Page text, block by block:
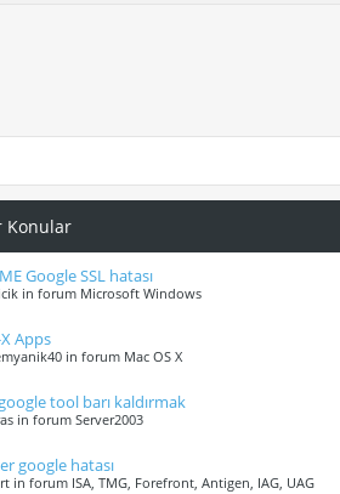
Konular
Google SSL hatası
in forum Microsoft Windows
Apps
in forum Mac OS X
tool barı kaldırmak
in forum Server2003
google hatası
in forum ISA, TMG, Forefront, Antigen, IAG, UAG